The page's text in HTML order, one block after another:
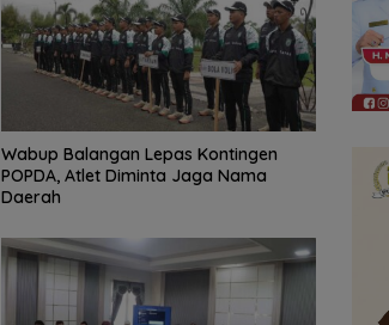
Wabup Balangan Lepas Kontingen
POPDA, Atlet Diminta Jaga Nama
Daerah